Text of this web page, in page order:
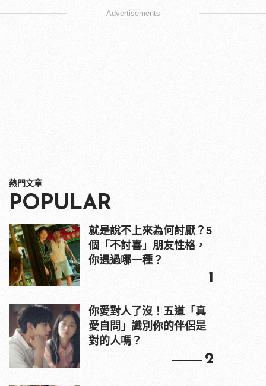
Advertisements
熱門文章
POPULAR
就是說不上來為何討厭？5
個「不討喜」朋友性格，
你遇過哪一種？
1
你愛對人了沒！五道「真
愛自問」識別你的伴侶是
對的人嗎？
2